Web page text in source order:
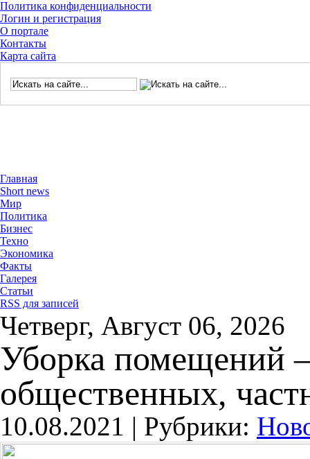
Политика конфиденциальности
Логин и регистрация
О портале
Контакты
Карта сайта
Главная
Short news
Мир
Политика
Бизнес
Техно
Экономика
Факты
Галерея
Статьи
RSS для записей
Четверг, Август 06, 2026
Уборка помещений
общественных,
10.08.2021 | Рубрики: